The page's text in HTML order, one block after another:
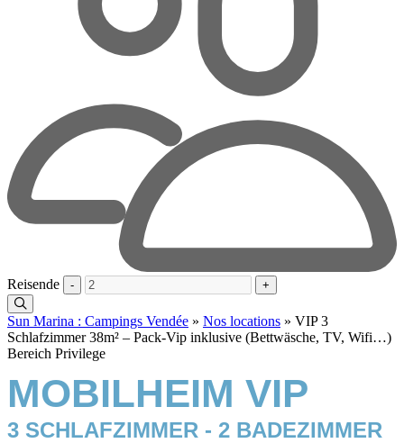
Reisende - +
Sun Marina : Campings Vendée » Nos locations » VIP 3
Schlafzimmer 38m² – Pack-Vip inklusive (Bettwäsche, TV, Wifi…)
Bereich Privilege
MOBILHEIM VIP
3 SCHLAFZIMMER - 2 BADEZIMMER